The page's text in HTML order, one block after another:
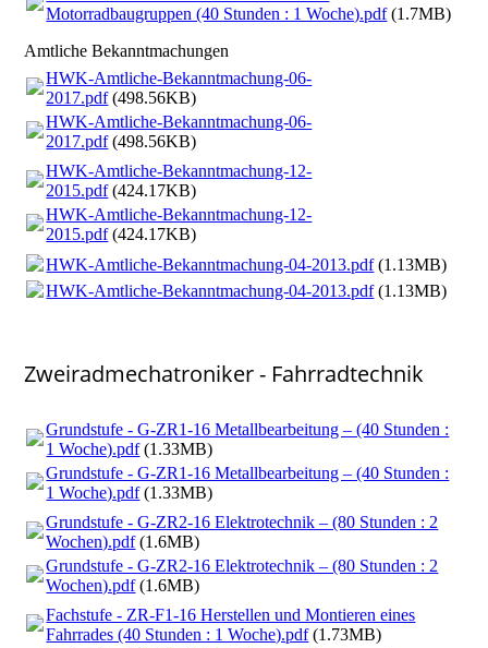
Motorradbaugruppen (40 Stunden : 1 Woche).pdf(1.7MB)
Amtliche Bekanntmachungen
HWK-Amtliche-Bekanntmachung-06-
2017.pdf(498.56KB)
HWK-Amtliche-Bekanntmachung-06-
2017.pdf(498.56KB)
HWK-Amtliche-Bekanntmachung-12-
2015.pdf(424.17KB)
HWK-Amtliche-Bekanntmachung-12-
2015.pdf(424.17KB)
HWK-Amtliche-Bekanntmachung-04-2013.pdf(1.13MB)
HWK-Amtliche-Bekanntmachung-04-2013.pdf(1.13MB)
Zweiradmechatroniker - Fahrradtechnik
Grundstufe - G-ZR1-16 Metallbearbeitung – (40 Stunden :
1 Woche).pdf(1.33MB)
Grundstufe - G-ZR1-16 Metallbearbeitung – (40 Stunden :
1 Woche).pdf(1.33MB)
Grundstufe - G-ZR2-16 Elektrotechnik – (80 Stunden : 2
Wochen).pdf(1.6MB)
Grundstufe - G-ZR2-16 Elektrotechnik – (80 Stunden : 2
Wochen).pdf(1.6MB)
Fachstufe - ZR-F1-16 Herstellen und Montieren eines
Fahrrades (40 Stunden : 1 Woche).pdf(1.73MB)